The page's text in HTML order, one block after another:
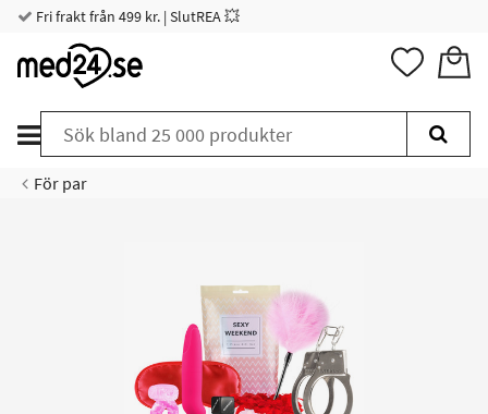
Fri frakt från 499 kr. | SlutREA 💥
För par